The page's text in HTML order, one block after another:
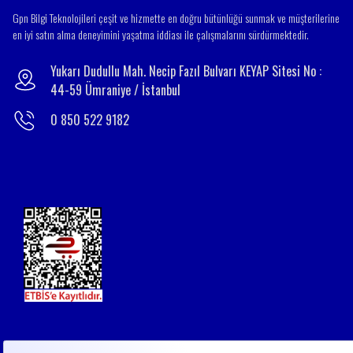
Gpn Bilgi Teknolojileri çeşit ve hizmette en doğru bütünlüğü sunmak ve müşterilerine
en iyi satın alma deneyimini yaşatma iddiası ile çalışmalarını sürdürmektedir.
Yukarı Dudullu Mah. Necip Fazıl Bulvarı KEYAP Sitesi No :
44-59 Ümraniye / İstanbul
0 850 522 9182